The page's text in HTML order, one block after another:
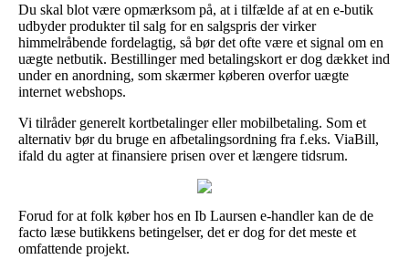
Du skal blot være opmærksom på, at i tilfælde af at en e-butik
udbyder produkter til salg for en salgspris der virker
himmelråbende fordelagtig, så bør det ofte være et signal om en
uægte netbutik. Bestillinger med betalingskort er dog dækket ind
under en anordning, som skærmer køberen overfor uægte
internet webshops.
Vi tilråder generelt kortbetalinger eller mobilbetaling. Som et
alternativ bør du bruge en afbetalingsordning fra f.eks. ViaBill,
ifald du agter at finansiere prisen over et længere tidsrum.
Forud for at folk køber hos en Ib Laursen e-handler kan de de
facto læse butikkens betingelser, det er dog for det meste et
omfattende projekt.